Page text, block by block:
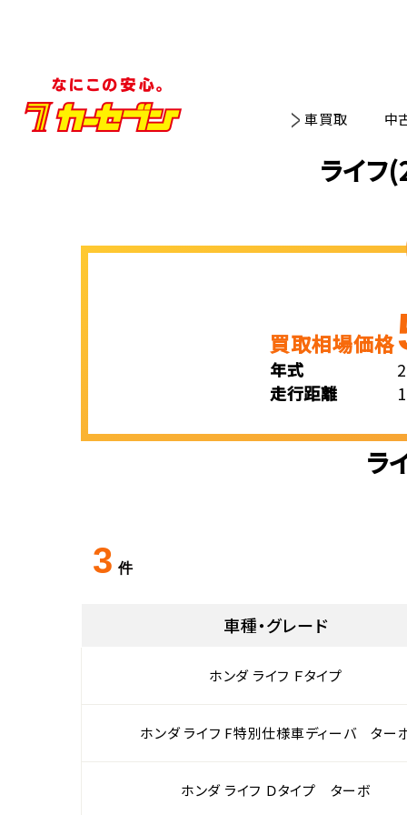
車買取 中
ライ
買取相場価格
年式
走行距離
ラ
3 件
車種・グレード
ホンダ ライフ Ｆタイプ
ホンダ ライフ F特別仕様車ディーバ ター
ホンダ ライフ Ｄタイプ ターボ